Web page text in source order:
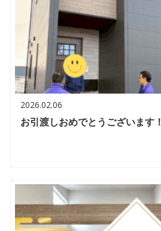
2026.02.06
お引渡しおめでとうございます！